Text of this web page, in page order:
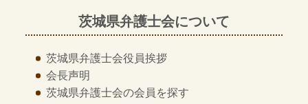
茨城県弁護士会について
茨城県弁護士会役員挨拶
会長声明
茨城県弁護士会の会員を探す